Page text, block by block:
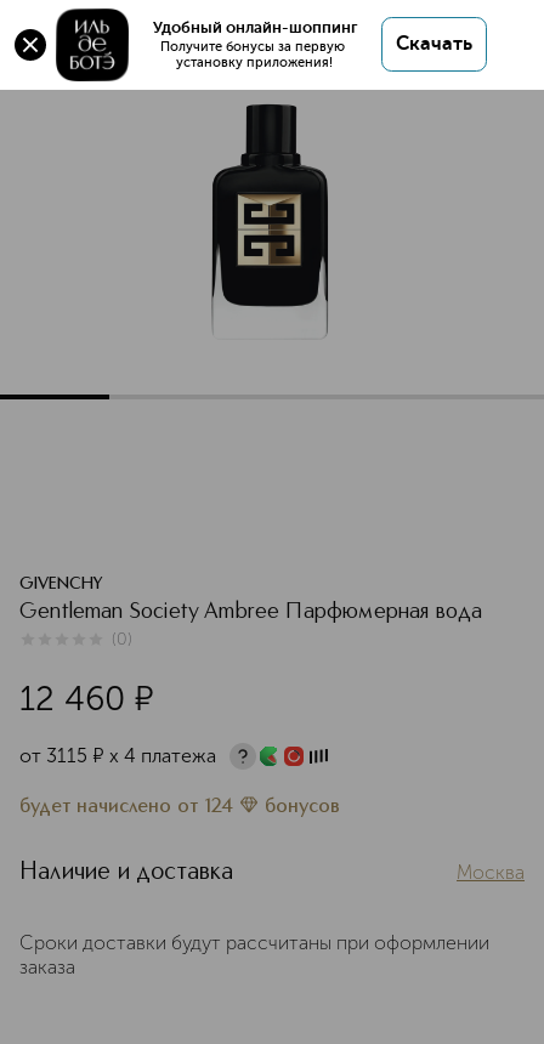
Удобный онлайн-шоппинг
Получите бонусы за первую
установку приложения!
Скачать
Gentleman Society Ambree Парфюмерная вода
GIVENCHY
Gentleman Society Ambree Парфюмерная вода
(0)
12 460 ¤
от 3115 ¤ х 4 платежа
будет начислено от 124 бонусов
Наличие и доставка Москва
Сроки доставки будут рассчитаны при оформлении
заказа